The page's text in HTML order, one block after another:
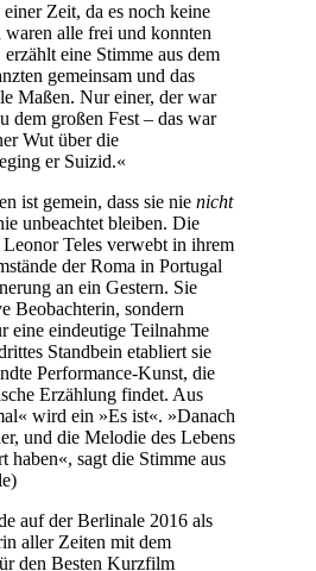
Zeit, da es noch keine
waren alle frei und konnten
eine Stimme aus dem
gemeinsam und das
Maßen. Nur einer, der war
dem großen Fest – das war
Wut über die
er Suizid.«
ist gemein, dass sie nie nicht
unbeachtet bleiben. Die
Teles verwebt in ihrem
der Roma in Portugal
an ein Gestern. Sie
Beobachterin, sondern
eine eindeutige Teilnahme
Standbein etabliert sie
Performance-Kunst, die
Erzählung findet. Aus
wird ein »Es ist«. »Danach
und die Melodie des Lebens
haben«, sagt die Stimme aus
auf der Berlinale 2016 als
aller Zeiten mit dem
den Besten Kurzfilm